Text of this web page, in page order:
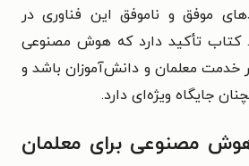
موفق و ناموفق این فناوری در
کتاب تأکید دارد که هوش مصنوعی
خدمت معلمان و دانش‌آموزان باشد و
جایگاه ویژه‌ای دارد.
مصنوعی برای معلمان